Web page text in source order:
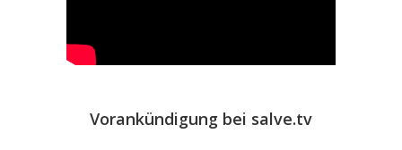
Vorankündigung bei salve.tv